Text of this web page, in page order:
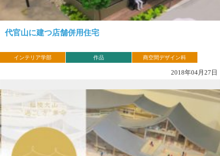
代官山に建つ店舗併用住宅
インテリア学部 作品 商空間デザイン科
2018年04月27日